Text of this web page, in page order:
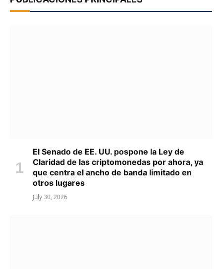
El Senado de EE. UU. pospone la Ley de
Claridad de las criptomonedas por ahora, ya
que centra el ancho de banda limitado en
otros lugares
July 30, 2026